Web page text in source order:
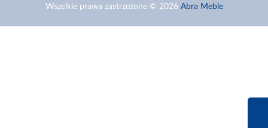
Wszelkie prawa zastrzeżone © 2026 Abra Meble